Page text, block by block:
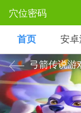
穴位密码
首页 安
弓箭传说游
《弓箭传说》是
箭手在随机生成的地
组合不同箭术特效形